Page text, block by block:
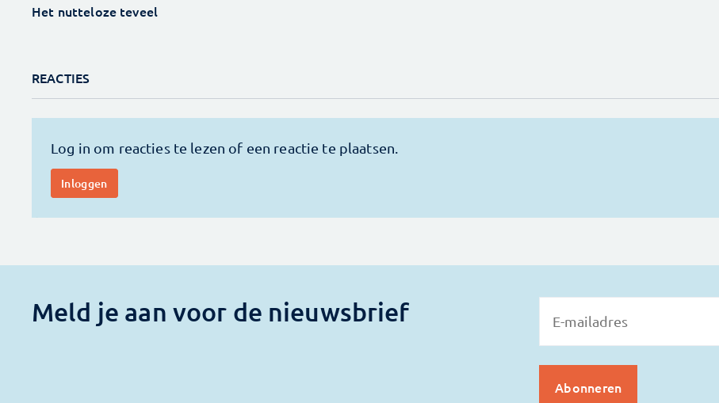
Het nutteloze teveel
REACTIES
Meld je aan voor de nieuwsbrief